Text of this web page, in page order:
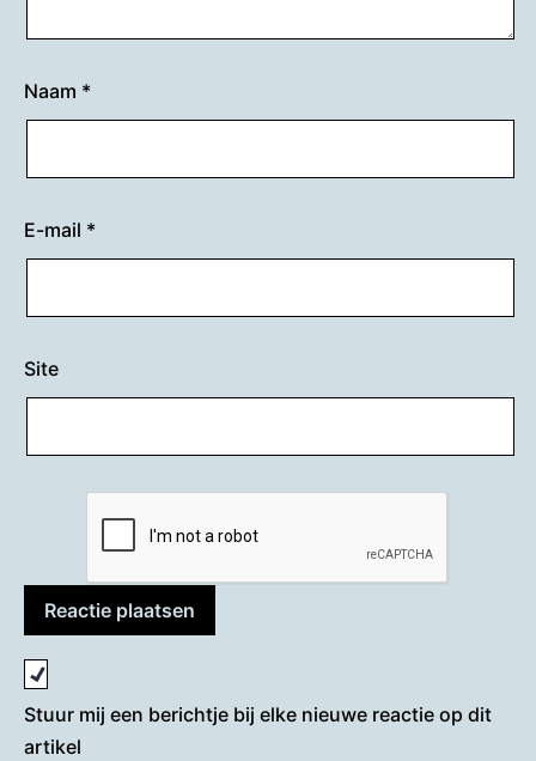
Naam *
E-mail *
Site
Stuur mij een berichtje bij elke nieuwe reactie op dit
artikel